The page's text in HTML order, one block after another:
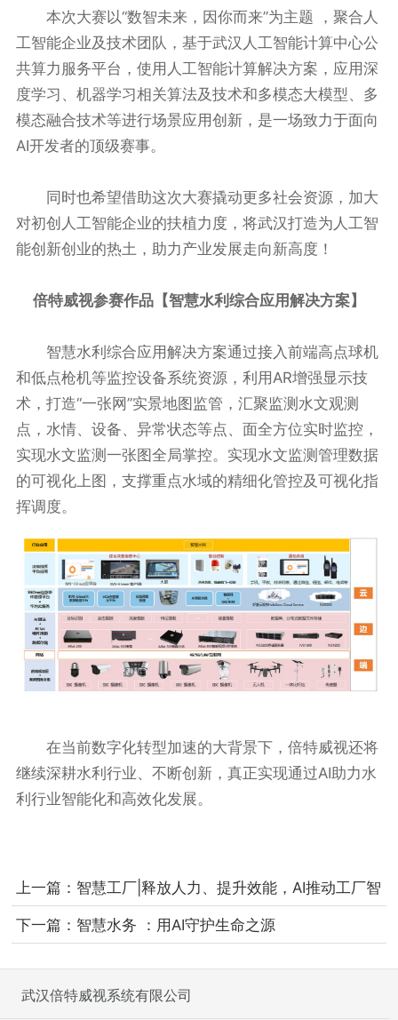
本次大赛以“数智未来，因你而来”为主题 ，聚合人
工智能企业及技术团队，基于武汉人工智能计算中心公
共算力服务平台，使用人工智能计算解决方案，应用深
度学习、机器学习相关算法及技术和多模态大模型、多
模态融合技术等进行场景应用创新，是一场致力于面向
AI开发者的顶级赛事。
同时也希望借助这次大赛撬动更多社会资源，加大
对初创人工智能企业的扶植力度，将武汉打造为人工智
能创新创业的热土，助力产业发展走向新高度！
倍特威视参赛作品【智慧水利综合应用解决方案】
智慧水利综合应用解决方案通过接入前端高点球机
和低点枪机等监控设备系统资源，利用AR增强显示技
术，打造“一张网”实景地图监管，汇聚监测水文观测
点，水情、设备、异常状态等点、面全方位实时监控，
实现水文监测一张图全局掌控。实现水文监测管理数据
的可视化上图，支撑重点水域的精细化管控及可视化指
挥调度。
在当前数字化转型加速的大背景下，倍特威视还将
继续深耕水利行业、不断创新，真正实现通过AI助力水
利行业智能化和高效化发展。
上一篇： 智慧工厂|释放人力、提升效能，AI推动工厂智
慧升级
下一篇： 智慧水务 ：用AI守护生命之源
武汉倍特威视系统有限公司